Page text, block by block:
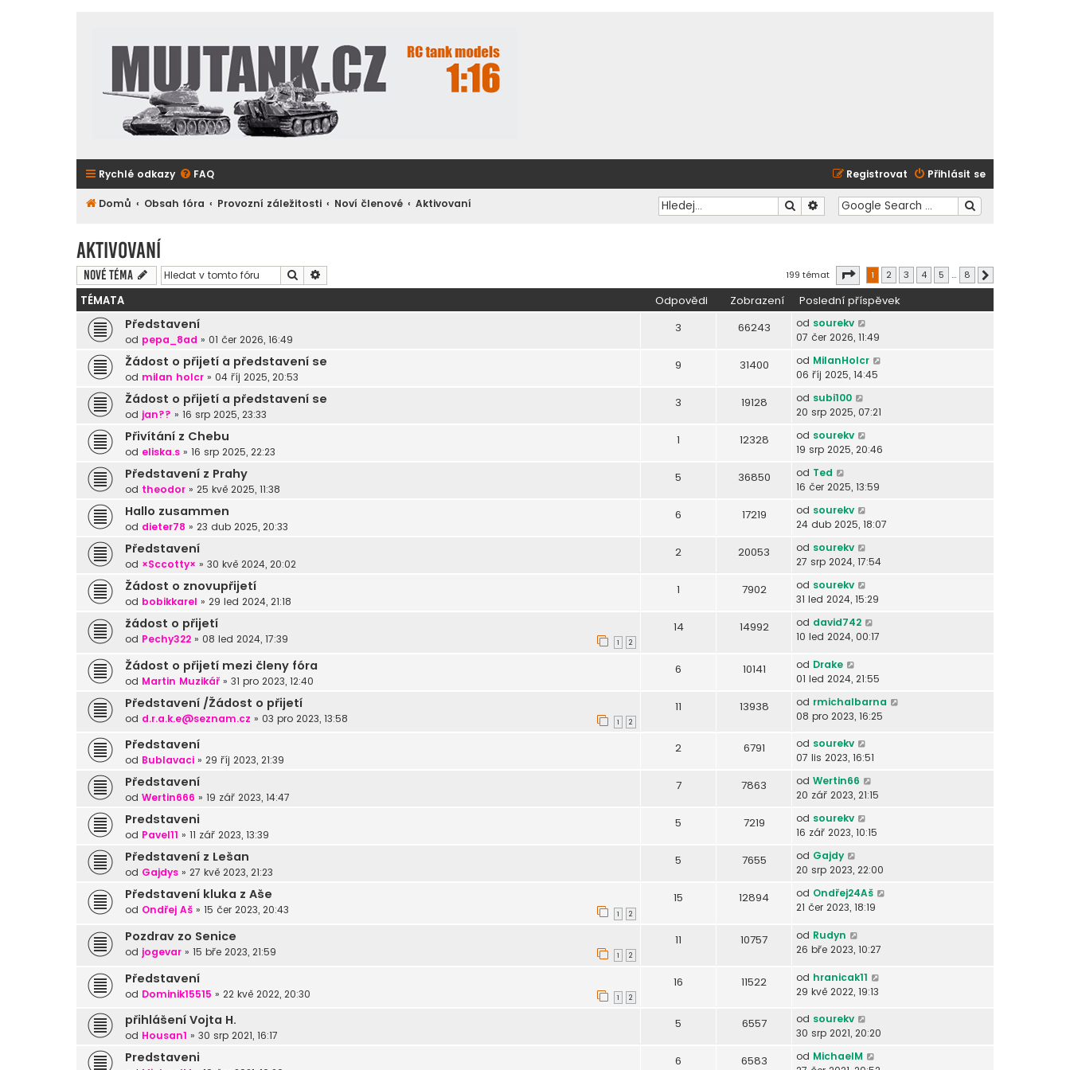
Rychlé odkazy FAQ Přihlásit se
Registrovat
Domů Obsah fóra Provozní záležitosti Noví členové Aktivovaní Hledat Pokročilé hledání
Aktivovaní
Nové téma Hledat 199 témat Stránka z8
1 2 3 4 5 … 8
TÉMATA Odpovědi Zobrazení Poslední příspěvek
Představení
od pepa_8ad » 01 čer 2026, 16:49
3 66243 od sourekv
07 čer 2026, 11:49
Žádost o přijetí a představení se
od milan holcr » 04 říj 2025, 20:53
9 31400 od MilanHolcr
06 říj 2025, 14:45
Žádost o přijetí a představení se
od jan?? » 16 srp 2025, 23:33
3 19128 od subi100
20 srp 2025, 07:21
Přivítání z Chebu
od eliska.s » 16 srp 2025, 22:23
1 12328 od sourekv
19 srp 2025, 20:46
Představení z Prahy
od theodor » 25 kvě 2025, 11:38
5 36850 od Ted
16 čer 2025, 13:59
Hallo zusammen
od dieter78 » 23 dub 2025, 20:33
6 17219 od sourekv
24 dub 2025, 18:07
Představení
od ×Sccotty× » 30 kvě 2024, 20:02
2 20053 od sourekv
27 srp 2024, 17:54
Žádost o znovupřijetí
od bobikkarel » 29 led 2024, 21:18
1 7902 od sourekv
31 led 2024, 15:29
žádost o přijetí
od Pechy322 » 08 led 2024, 17:39 1 2
14 14992 od david742
10 led 2024, 00:17
Žádost o přijetí mezi členy fóra
od Martin Muzikář » 31 pro 2023, 12:40
6 10141 od Drake
01 led 2024, 21:55
Představení /Žádost o přijetí
od d.r.a.k.e@seznam.cz » 03 pro 2023, 13:58 1 2
11 13938 od rmichalbarna
08 pro 2023, 16:25
Představení
od Bublavaci » 29 říj 2023, 21:39
2 6791 od sourekv
07 lis 2023, 16:51
Představení
od Wertin666 » 19 zář 2023, 14:47
7 7863 od Wertin66
20 zář 2023, 21:15
Predstaveni
od Pavel11 » 11 zář 2023, 13:39
5 7219 od sourekv
16 zář 2023, 10:15
Představení z Lešan
od Gajdys » 27 kvě 2023, 21:23
5 7655 od Gajdy
20 srp 2023, 22:00
Představení kluka z Aše
od Ondřej Aš » 15 čer 2023, 20:43 1 2
15 12894 od Ondřej24Aš
21 čer 2023, 18:19
Pozdrav zo Senice
od jogevar » 15 bře 2023, 21:59 1 2
11 10757 od Rudyn
26 bře 2023, 10:27
Představení
od Dominik15515 » 22 kvě 2022, 20:30 1 2
16 11522 od hranicak11
29 kvě 2022, 19:13
přihlášení Vojta H.
od Housan1 » 30 srp 2021, 16:17
5 6557 od sourekv
30 srp 2021, 20:20
Predstaveni 6 6583 od MichaelM